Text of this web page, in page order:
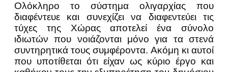
Ολόκληρο το σύστημα ολιγαρχίας που
διαφέντευε και συνεχίζει να διαφεντεύει τις
τύχες της Χώρας αποτελεί ένα σύνολο
ιδιωτών που νοιάζονται μόνο για τα στενά
συντηρητικά τους συμφέροντα. Ακόμη κι αυτοί
που υποτίθεται ότι είχαν ως κύριο έργο και